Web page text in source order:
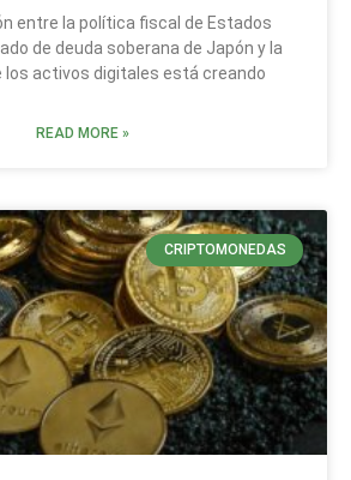
entre la política fiscal de Estados
de deuda soberana de Japón y la
los activos digitales está creando
READ MORE »
CRIPTOMONEDAS